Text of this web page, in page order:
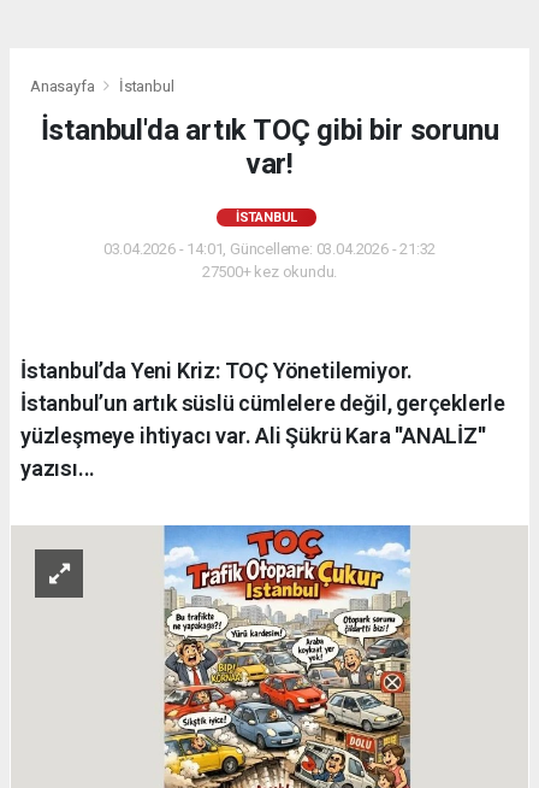
Anasayfa İstanbul
İstanbul'da artık TOÇ gibi bir sorunu
var!
İSTANBUL
03.04.2026 - 14:01, Güncelleme: 03.04.2026 - 21:32
27500+ kez okundu.
İstanbul’da Yeni Kriz: TOÇ Yönetilemiyor.
İstanbul’un artık süslü cümlelere değil, gerçeklerle
yüzleşmeye ihtiyacı var. Ali Şükrü Kara ''ANALİZ''
yazısı...